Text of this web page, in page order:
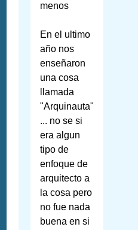
menos
En el ultimo
año nos
enseñaron
una cosa
llamada
"Arquinauta"
... no se si
era algun
tipo de
enfoque de
arquitecto a
la cosa pero
no fue nada
buena en si